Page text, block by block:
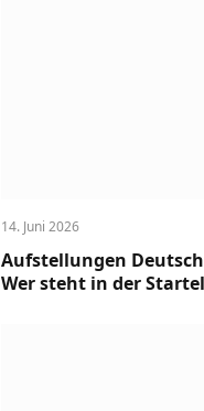
14. Juni 2026
Aufstellungen
Wer steht in der